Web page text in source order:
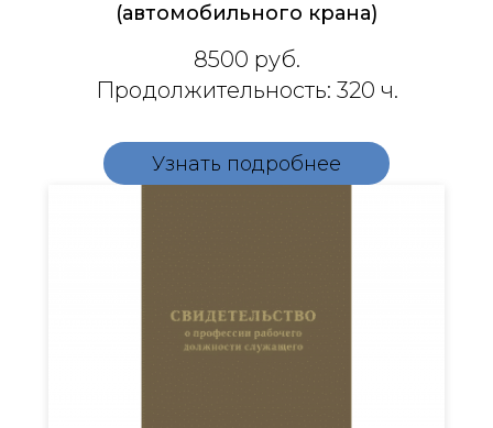
(автомобильного крана)
8500 руб.
Продолжительность: 320 ч.
Узнать подробнее